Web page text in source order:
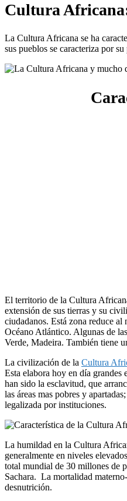
Cultura
La Cultura Africana se ha
sus pueblos se caracteriza por
El territorio de la Cultura
extensión de sus tierras y su
ciudadanos. Está zona reduce
Océano Atlántico. Algunas de
Verde, Madeira. También tiene
La civilización de la Cultura
Esta elabora hoy en día grandes
han sido la esclavitud, que
las áreas mas pobres y
legalizada por instituciones.
La humildad en la Cultura
generalmente en niveles
total mundial de 30 millones de
Sachara. La mortalidad
desnutrición.